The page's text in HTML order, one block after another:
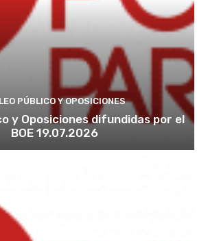
PÚBLICO Y OPOSICIONES
y Oposiciones difundidas por el
BOE 19.07.2026